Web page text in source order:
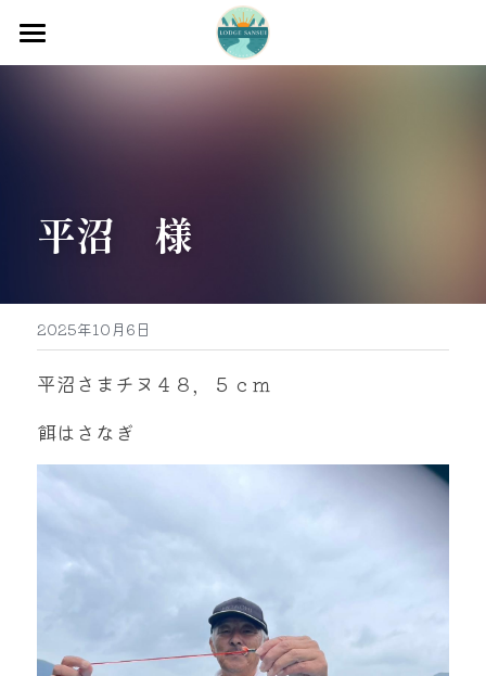
ホーム
牡蠣販売
グッズ販売
駐車場
お問い合わせ
お問い合わせ
平沼　様
2025年10月6日
平沼さまチヌ４８，５ｃｍ
餌はさなぎ